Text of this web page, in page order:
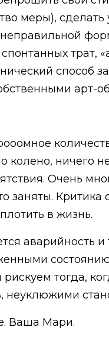
меры),
неправильной
способ
арт-
ничего
Очень
заняты.
в жизнь.
аварийность
тогда,
неуклюжими
Ваша Мари.